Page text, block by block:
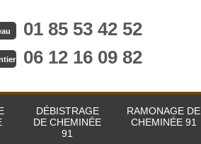
01 85 53 42 52
06 12 16 09 82
DÉBISTRAGE
DE CHEMINÉE
91
RAMONAGE DE
CHEMINÉE 91